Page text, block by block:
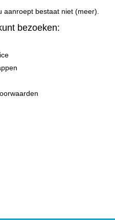
aanroept bestaat niet (meer).
bezoeken: